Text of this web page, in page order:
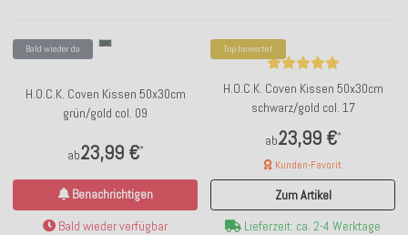
Bald wieder da
H.O.C.K. Coven Kissen 50x30cm
grün/gold col. 09
ab23,99 €*
Benachrichtigen
Bald wieder verfügbar
Top bewertet
H.O.C.K. Coven Kissen 50x30cm
schwarz/gold col. 17
ab23,99 €*
Kunden-Favorit
Zum Artikel
Lieferzeit: ca. 2-4 Werktage